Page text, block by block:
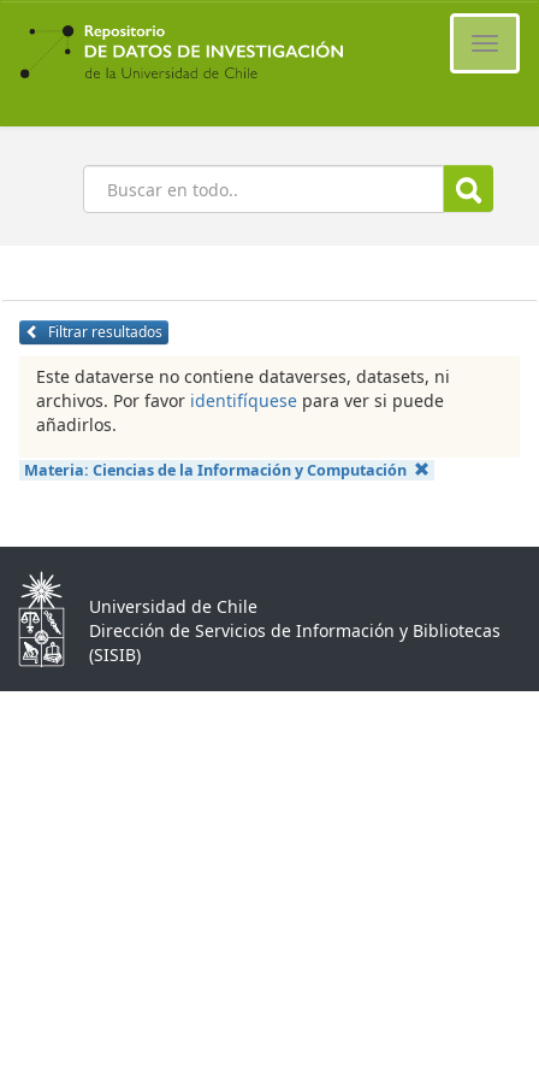
Ir
contenido
principal
Buscar
Filtrar resultados
Este dataverse no contiene dataverses, datasets, ni
archivos. Por favor identifíquese para ver si puede
añadirlos.
Materia: Ciencias de la Información y Computación
Universidad de Chile
Dirección de Servicios de Información y Bibliotecas
(SISIB)